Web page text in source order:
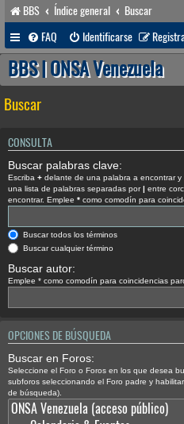
BBS Índice general
Buscar
FAQ
Identificarse
BBS | ONSA Venezuela
Buscar
CONSULTA
Buscar palabras clave:
Escriba + delante de una palabra a encontrar y
una lista de palabras separadas por| entre
encontrar. Emplee * como comodín para
Buscar todos los términos
Buscar cualquier término
Buscar autor:
Emplee * como comodín para coincidencias
OPCIONES DE BÚSQUEDA
Buscar en Foros:
Seleccione el Foro o Foros en los que desea
subforos seleccionando el Foro padre y
de búsqueda).